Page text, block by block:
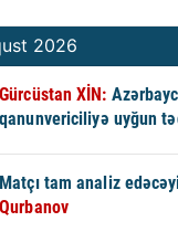
2026
Gürcüstan XİN:
qanunvericiliyə uyğun
Matçı tam analiz
Qurbanov